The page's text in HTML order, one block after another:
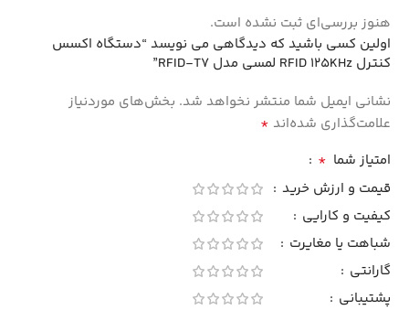
هنوز بررسی‌ای ثبت نشده است.
اولین کسی باشید که دیدگاهی می نویسد “دستگاه اکسس
کنترل RFID 125KHz لمسی مدل RFID-T7”
نشانی ایمیل شما منتشر نخواهد شد. بخش‌های موردنیاز
علامت‌گذاری شده‌اند *
امتیاز شما *
قیمت و ارزش خرید
کیفیت و کارایی
شباهت یا مغایرت
گارانتی
پشتیبانی